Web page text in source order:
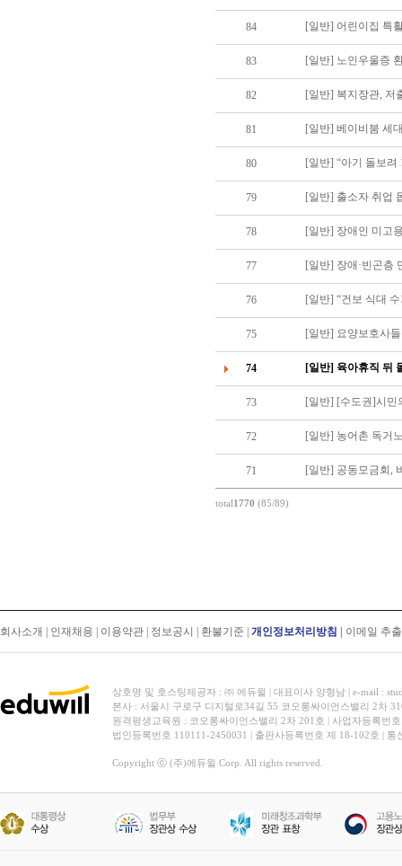
84 [일반] 어린이집 특
83 [일반] 노인우울증
82 [일반] 복지장관, 저
81 [일반] 베이비붐 세
80 [일반] “아기 돌보
79 [일반] 출소자 취업
78 [일반] 장애인 미고
77 [일반] 장애·빈곤층
76 [일반] “건보 식대
75 [일반] 요양보호사
74 [일반] 육아휴직 뒤
73 [일반] [수도권]시민
72 [일반] 농어촌 독거
71 [일반] 공동모금회,
total1770 (85/89)
회사소개 인재채용 이용약관 정보공시 환불기준 개인정보처리방침 이메일 추
상호명 및 호스팅제공자 : ㈜ 에듀윌 | 대표이사 양형남 | e-mail :
본사 : 서울시 구로구 디지털로34길 55 코오롱싸이언스밸리 2차
원격평생교육원 : 코오롱싸이언스밸리 2차 201호 | 사업자등록번
법인등록번호 110111-2450031 | 출판사등록번호 제 18-102호 |
Copyright ⓒ (주)에듀윌 Corp. All rights reserved.